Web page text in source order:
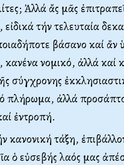
Ἀλλά ἄς μᾶς
τήν τελευταία
βάσανο καί ἄν
νομικό, ἀλλά καί
σύγχρονης
πλήρωμα, ἀλλά
ἐντροπή.
κανονική τάξη,
ὁ εὐσεβής λαός μας